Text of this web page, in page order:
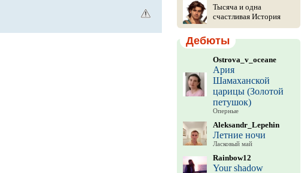
Тысяча и одна
счастливая История
Дебюты
Ostrova_v_oceane
Ария
Шамаханской
царицы (Золотой
петушок)
Оперные
Aleksandr_Lepehin
Летние ночи
Ласковый май
Rainbow12
Your shadow